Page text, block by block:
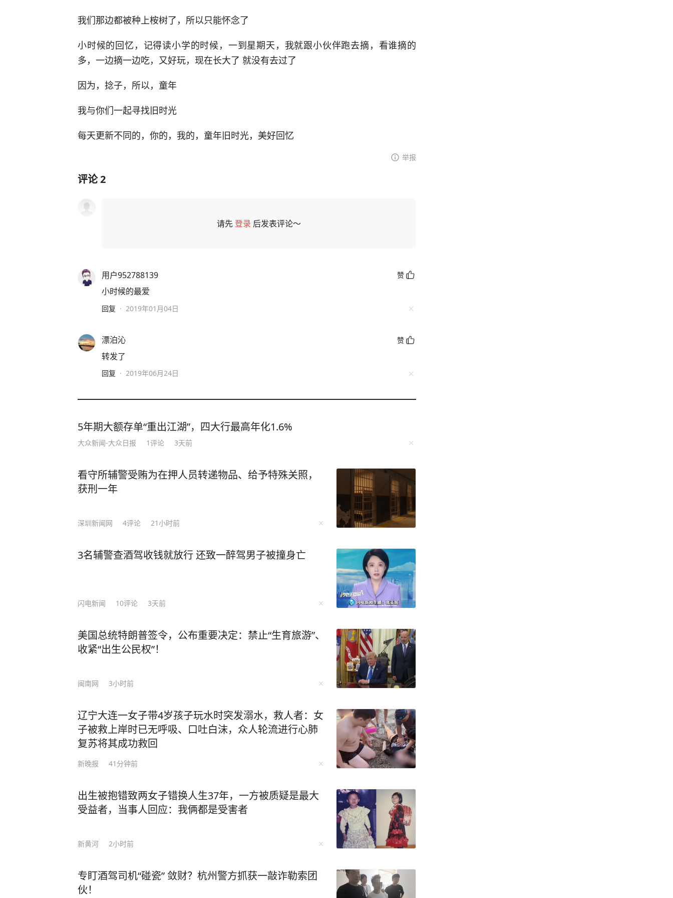
我们那边都被种上桉树了，所以只能怀念了
小时候的回忆，记得读小学的时候，一到星期天，我就跟小伙伴跑去摘，看谁摘的
多，一边摘一边吃，又好玩，现在长大了 就没有去过了
因为，捻子，所以，童年
我与你们一起寻找旧时光
每天更新不同的，你的，我的，童年旧时光，美好回忆
举报
评论2
请先登录 后发表评论～
用户952788139 赞
小时候的最爱
回复 · 2019年01月04日
漂泊沁 赞
转发了
回复 · 2019年06月24日
5年期大额存单“重出江湖”，四大行最高年化1.6%
大众新闻-大众日报 1评论 3天前
看守所辅警受贿为在押人员转递物品、给予特殊关照，
获刑一年
深圳新闻网 4评论 21小时前
3名辅警查酒驾收钱就放行 还致一醉驾男子被撞身亡
闪电新闻 10评论 3天前
美国总统特朗普签令，公布重要决定：禁止“生育旅游”、
收紧“出生公民权”！
闽南网 3小时前
辽宁大连一女子带4岁孩子玩水时突发溺水，救人者：女
子被救上岸时已无呼吸、口吐白沫，众人轮流进行心肺
复苏将其成功救回
新晚报 41分钟前
出生被抱错致两女子错换人生37年，一方被质疑是最大
受益者，当事人回应：我俩都是受害者
新黄河 2小时前
专盯酒驾司机“碰瓷” 敛财？杭州警方抓获一敲诈勒索团
伙！